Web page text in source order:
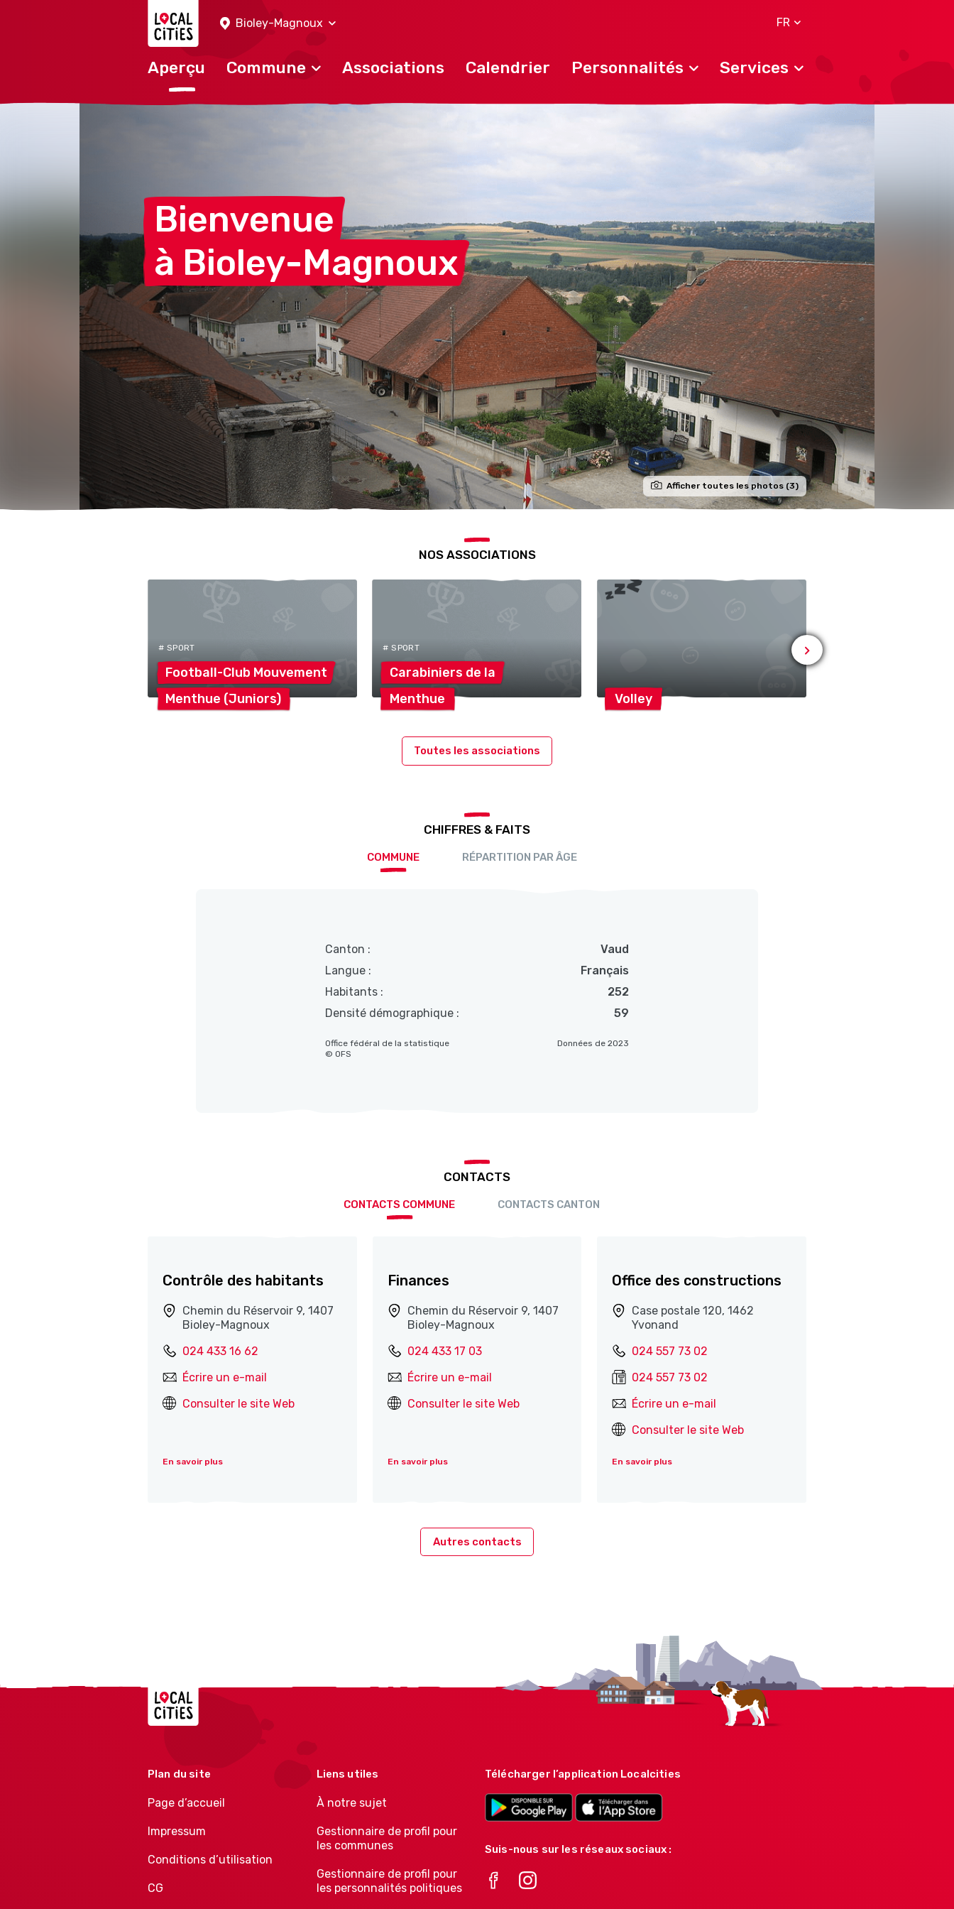
Bioley-Magnoux
FR
Aperçu Commune Associations Calendrier Personnalités Services
Bienvenue
à Bioley-Magnoux
Afficher toutes les photos (3)
NOS ASSOCIATIONS
# SPORT
Football-Club Mouvement
Menthue (Juniors)
# SPORT
Carabiniers de la
Menthue
Volley
Toutes les associations
CHIFFRES & FAITS
COMMUNE RÉPARTITION PAR ÂGE
Canton :
Vaud
Langue :
Français
Habitants :
252
Densité démographique :
59
Données de 2023
Office fédéral de la statistique
© OFS
CONTACTS
CONTACTS COMMUNE CONTACTS CANTON
Contrôle des habitants
Chemin du Réservoir 9, 1407
Bioley-Magnoux
024 433 16 62
Écrire un e-mail
Consulter le site Web
En savoir plus
Finances
Chemin du Réservoir 9, 1407
Bioley-Magnoux
024 433 17 03
Écrire un e-mail
Consulter le site Web
En savoir plus
Office des constructions
Case postale 120, 1462
Yvonand
024 557 73 02
024 557 73 02
Écrire un e-mail
Consulter le site Web
En savoir plus
Autres contacts
Localcities
Plan du site
Page d’accueil
Impressum
Conditions d’utilisation
CG
Liens utiles
À notre sujet
Gestionnaire de profil pour
les communes
Gestionnaire de profil pour
les personnalités politiques
Télécharger l’application Localcities
Suis-nous sur les réseaux sociaux :